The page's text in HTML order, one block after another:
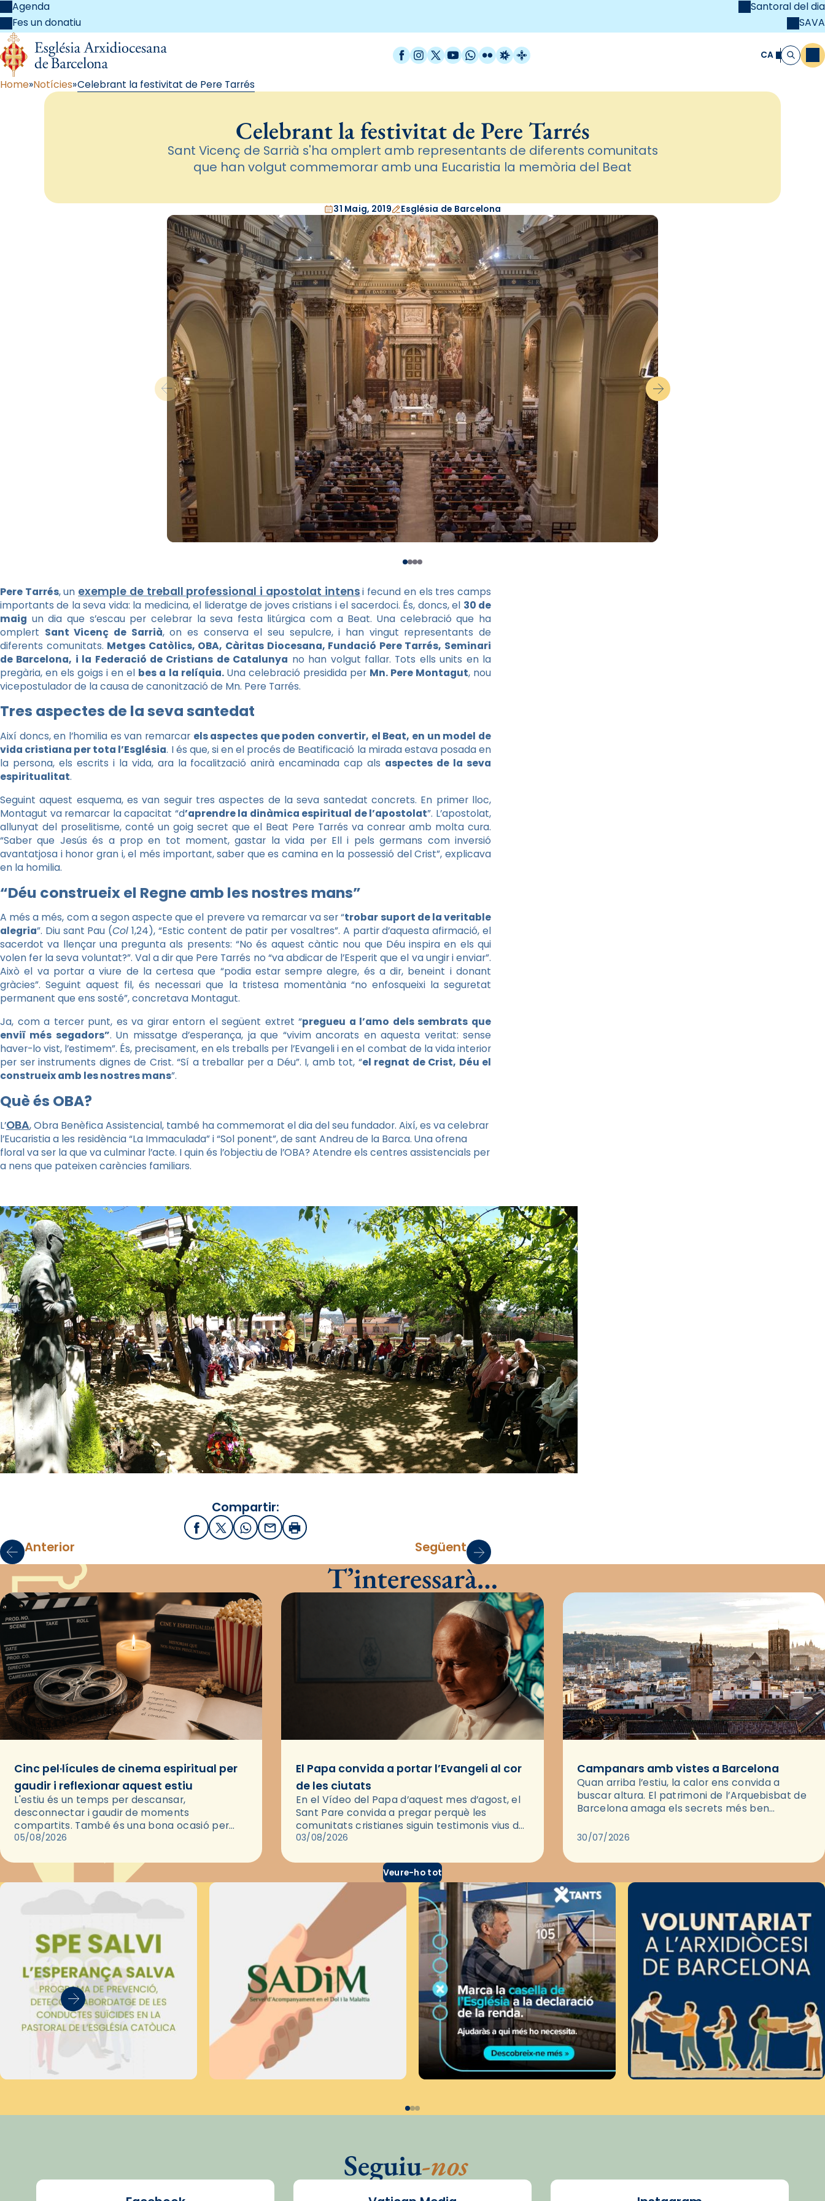
Agenda
Fes un donatiu
Santoral del dia
SAVA
Facebook
Instagram
X / Twitter
YouTube
WhatsApp
FlickrRadio Estel
Catalunya Cristiana CA Cerca
Home Notícies Celebrant la festivitat de Pere Tarrés
Celebrant la festivitat de Pere Tarrés
Sant Vicenç de Sarrià s'ha omplert amb representants de diferents comunitats
que han volgut commemorar amb una Eucaristia la memòria del Beat
31 Maig, 2019 Església de Barcelona
Pere Tarrés, un exemple de treball professional i apostolat intens i fecund en els tres camps
importants de la seva vida: la medicina, el lideratge de joves cristians i el sacerdoci. És, doncs, el 30 de
maig un dia que s’escau per celebrar la seva festa litúrgica com a Beat. Una celebració que ha
omplert Sant Vicenç de Sarrià, on es conserva el seu sepulcre, i han vingut representants de
diferents comunitats. Metges Catòlics, OBA, Càritas Diocesana, Fundació Pere Tarrés, Seminari
de Barcelona, i la Federació de Cristians de Catalunya no han volgut fallar. Tots ells units en la
pregària, en els goigs i en el bes a la relíquia.Una celebració presidida per Mn. Pere Montagut, nou
vicepostulador de la causa de canonització de Mn. Pere Tarrés.
Tres aspectes de la seva santedat
Així doncs, en l’homilia es van remarcar els aspectes que poden convertir, el Beat, en un model de
vida cristiana per tota l’Església. I és que, si en el procés de Beatificació la mirada estava posada en
la persona, els escrits i la vida, ara la focalització anirà encaminada cap als aspectes de la seva
espiritualitat.
Seguint aquest esquema, es van seguir tres aspectes de la seva santedat concrets. En primer lloc,
Montagut va remarcar la capacitat “d’aprendre la dinàmica espiritual de l’apostolat”. L’apostolat,
allunyat del proselitisme, conté un goig secret que el Beat Pere Tarrés va conrear amb molta cura.
“Saber que Jesús és a prop en tot moment, gastar la vida per Ell i pels germans com inversió
avantatjosa i honor gran i, el més important, saber que es camina en la possessió del Crist”, explicava
en la homilia.
“Déu construeix el Regne amb les nostres mans”
A més a més, com a segon aspecte que el prevere va remarcar va ser “trobar suport de la veritable
alegria”. Diu sant Pau (Col 1,24), “Estic content de patir per vosaltres”. A partir d’aquesta afirmació, el
sacerdot va llençar una pregunta als presents: “No és aquest càntic nou que Déu inspira en els qui
volen fer la seva voluntat?”. Val a dir que Pere Tarrés no “va abdicar de l’Esperit que el va ungir i enviar”.
Això el va portar a viure de la certesa que “podia estar sempre alegre, és a dir, beneint i donant
gràcies”. Seguint aquest fil, és necessari que la tristesa momentània “no enfosqueixi la seguretat
permanent que ens sosté”, concretava Montagut.
Ja, com a tercer punt, es va girar entorn el següent extret “pregueu a l’amo dels sembrats que
enviï més segadors”. Un missatge d’esperança, ja que “vivim ancorats en aquesta veritat: sense
haver-lo vist, l’estimem”. És, precisament, en els treballs per l’Evangeli i en el combat de la vida interior
per ser instruments dignes de Crist. “Sí a treballar per a Déu”. I, amb tot, “el regnat de Crist, Déu el
construeix amb les nostres mans”.
Què és OBA?
L’OBA, Obra Benèfica Assistencial, també ha commemorat el dia del seu fundador. Així, es va celebrar
l’Eucaristia a les residència “La Immaculada” i “Sol ponent”, de sant Andreu de la Barca. Una ofrena
floral va ser la que va culminar l’acte. I quin és l’objectiu de l’OBA? Atendre els centres assistencials per
a nens que pateixen carències familiars.
Compartir:
FacebookX / Twitter
WhatsApp
EmailImprimir
Anterior Següent
T’interessarà…
Cinc pel·lícules de cinema espiritual per
gaudir i reflexionar aquest estiu
L'estiu és un temps per descansar,
desconnectar i gaudir de moments
compartits. També és una bona ocasió per
deixar-se portar per una bona història i, a
05/08/2026
El Papa convida a portar l’Evangeli al cor
de les ciutats
En el Vídeo del Papa d’aquest mes d’agost, el
Sant Pare convida a pregar perquè les
comunitats cristianes siguin testimonis vius de
l’Evangeli enmig de les ciutats. A través d’una
03/08/2026
Campanars amb vistes a Barcelona
Quan arriba l’estiu, la calor ens convida a
buscar altura. El patrimoni de l’Arquebisbat de
Barcelona amaga els secrets més ben
campanars i les cobertes…
30/07/2026
Veure-ho tot
Seguiu-nos